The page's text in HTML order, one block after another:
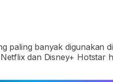
paling banyak digunakan
dan Disney+ Hotstar